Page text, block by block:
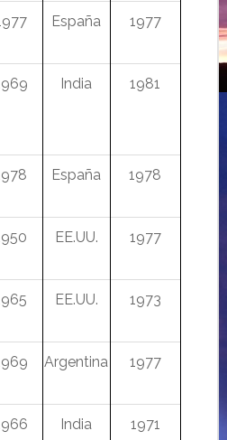
España 1977
India 1981
España 1978
EE.UU. 1977
EE.UU. 1973
Argentina 1977
India 1971